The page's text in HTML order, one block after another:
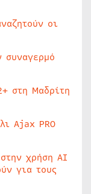
οι
στη Μαδρίτη
Ajax PRO
χρήση AI
για τους